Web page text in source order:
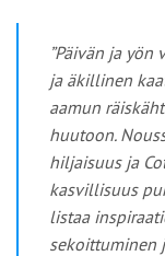
”Päivän ja
ja äkillinen
aamun
huutoon.
hiljaisuus ja
kasvillisuus
listaa
sekoittuminen